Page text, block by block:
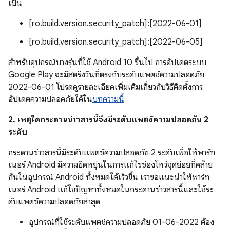
เป็น
[ro.build.version.security_patch]:[2022-06-01]
[ro.build.version.security_patch]:[2022-06-05]
สำหรับอุปกรณ์บางรุ่นที่ใช้ Android 10 ขึ้นไป การอัปเดตระบบ
Google Play จะมีสตริงวันที่ตรงกับระดับแพตช์ความปลอดภัย
2022-06-01 โปรดดูรายละเอียดเพิ่มเติมเกี่ยวกับวิธีติดตั้งการ
อัปเดตความปลอดภัยได้ในบทความนี้
2. เหตุใดกระดานข่าวสารนี้จึงมีระดับแพตช์ความปลอดภัย 2
ระดับ
กระดานข่าวสารนี้มีระดับแพตช์ความปลอดภัย 2 ระดับเพื่อให้พาร์ท
เนอร์ Android มีความยืดหยุ่นในการแก้ไขช่องโหว่ชุดย่อยที่คล้าย
กันในอุปกรณ์ Android ทั้งหมดได้เร็วขึ้น เราขอแนะนำให้พาร์ท
เนอร์ Android แก้ไขปัญหาทั้งหมดในกระดานข่าวสารนี้และใช้ระ
ดับแพตช์ความปลอดภัยล่าสุด
อุปกรณ์ที่ใช้ระดับแพตช์ความปลอดภัย 01-06-2022 ต้อง